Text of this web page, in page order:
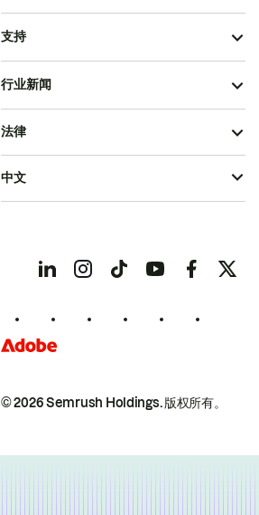
支持
行业新闻
© 2026 Semrush Holdings.版权所有。
法律
中文